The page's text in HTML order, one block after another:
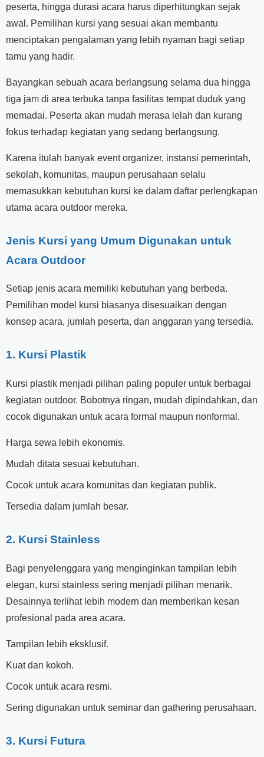
peserta, hingga durasi acara harus diperhitungkan sejak
awal. Pemilihan kursi yang sesuai akan membantu
menciptakan pengalaman yang lebih nyaman bagi setiap
tamu yang hadir.
Bayangkan sebuah acara berlangsung selama dua hingga
tiga jam di area terbuka tanpa fasilitas tempat duduk yang
memadai. Peserta akan mudah merasa lelah dan kurang
fokus terhadap kegiatan yang sedang berlangsung.
Karena itulah banyak event organizer, instansi pemerintah,
sekolah, komunitas, maupun perusahaan selalu
memasukkan kebutuhan kursi ke dalam daftar perlengkapan
utama acara outdoor mereka.
Jenis Kursi yang Umum Digunakan untuk
Acara Outdoor
Setiap jenis acara memiliki kebutuhan yang berbeda.
Pemilihan model kursi biasanya disesuaikan dengan
konsep acara, jumlah peserta, dan anggaran yang tersedia.
1. Kursi Plastik
Kursi plastik menjadi pilihan paling populer untuk berbagai
kegiatan outdoor. Bobotnya ringan, mudah dipindahkan, dan
cocok digunakan untuk acara formal maupun nonformal.
Harga sewa lebih ekonomis.
Mudah ditata sesuai kebutuhan.
Cocok untuk acara komunitas dan kegiatan publik.
Tersedia dalam jumlah besar.
2. Kursi Stainless
Bagi penyelenggara yang menginginkan tampilan lebih
elegan, kursi stainless sering menjadi pilihan menarik.
Desainnya terlihat lebih modern dan memberikan kesan
profesional pada area acara.
Tampilan lebih eksklusif.
Kuat dan kokoh.
Cocok untuk acara resmi.
Sering digunakan untuk seminar dan gathering perusahaan.
3. Kursi Futura